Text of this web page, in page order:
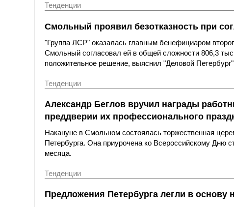
Тенденции
Смольный проявил безотказность при
"Группа ЛСР" оказалась главным бенефициаром
Смольный согласовал ей в общей сложности 806,3
положительное решение, выяснил "Деловой
Тенденции
Александр Беглов вручил награды
преддверии их профессионального
Накануне в Смольном состоялась торжественная
Петербурга. Она приурочена ко Всероссийскому Дню
месяца.
Тенденции
Предложения Петербурга легли в основу